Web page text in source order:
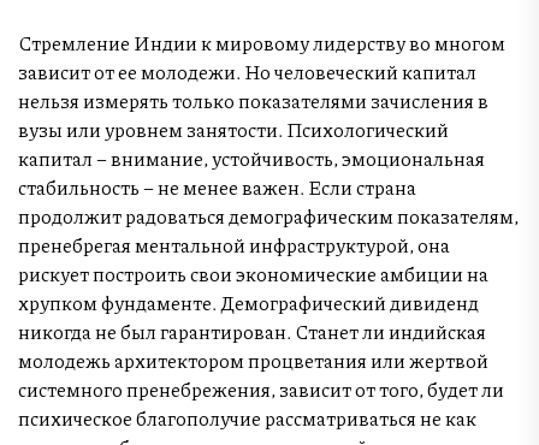
Стремление Индии к мировому лидерству во многом
зависит от ее молодежи. Но человеческий капитал
нельзя измерять только показателями зачисления в
вузы или уровнем занятости. Психологический
капитал – внимание, устойчивость, эмоциональная
стабильность – не менее важен. Если страна
продолжит радоваться демографическим показателям,
пренебрегая ментальной инфраструктурой, она
рискует построить свои экономические амбиции на
хрупком фундаменте. Демографический дивиденд
никогда не был гарантирован. Станет ли индийская
молодежь архитектором процветания или жертвой
системного пренебрежения, зависит от того, будет ли
психическое благополучие рассматриваться не как